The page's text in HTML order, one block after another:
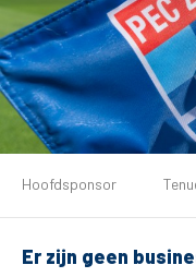
Tickets
Matchdays
Hoofdsponsor
Er zijn geen